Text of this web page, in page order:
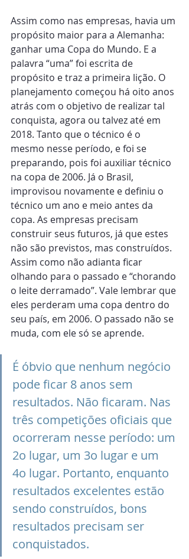
Assim como nas empresas, havia um
propósito maior para a Alemanha:
ganhar uma Copa do Mundo. E a
palavra “uma” foi escrita de
propósito e traz a primeira lição. O
planejamento começou há oito anos
atrás com o objetivo de realizar tal
conquista, agora ou talvez até em
2018. Tanto que o técnico é o
mesmo nesse período, e foi se
preparando, pois foi auxiliar técnico
na copa de 2006. Já o Brasil,
improvisou novamente e definiu o
técnico um ano e meio antes da
copa. As empresas precisam
construir seus futuros, já que estes
não são previstos, mas construídos.
Assim como não adianta ficar
olhando para o passado e “chorando
o leite derramado”. Vale lembrar que
eles perderam uma copa dentro do
seu país, em 2006. O passado não se
muda, com ele só se aprende.
É óbvio que nenhum negócio
pode ficar 8 anos sem
resultados. Não ficaram. Nas
três competições oficiais que
ocorreram nesse período: um
2o lugar, um 3o lugar e um
4o lugar. Portanto, enquanto
resultados excelentes estão
sendo construídos, bons
resultados precisam ser
conquistados.